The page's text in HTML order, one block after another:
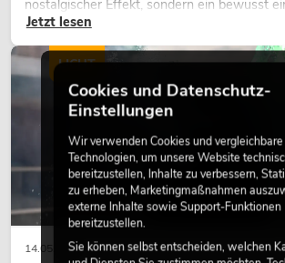
nostalgischer Effekt, sondern ein bewusst
Gestaltungsmittel: Es schafft Atmosphäre,
wirken lassen.
Jetzt lesen
14.05.2026
LICHT
Cookies und Datenschutz-
Einstellungen
Wir verwenden Cookies und vergleichbare
Technologien, um unsere Website
bereitzustellen, Inhalte zu verbessern,
zu erheben, Marketingmaßnahmen
externe Inhalte sowie Support-Funktionen
bereitzustellen.
Sie können selbst entscheiden, welchen